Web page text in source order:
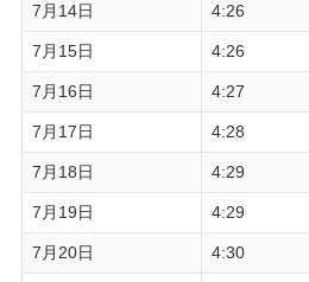
7月14日 4:26
7月15日 4:26
7月16日 4:27
7月17日 4:28
7月18日 4:29
7月19日 4:29
7月20日 4:30